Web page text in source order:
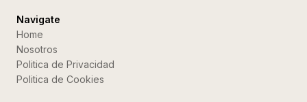
Navigate
Home
Nosotros
Politica de Privacidad
Politica de Cookies